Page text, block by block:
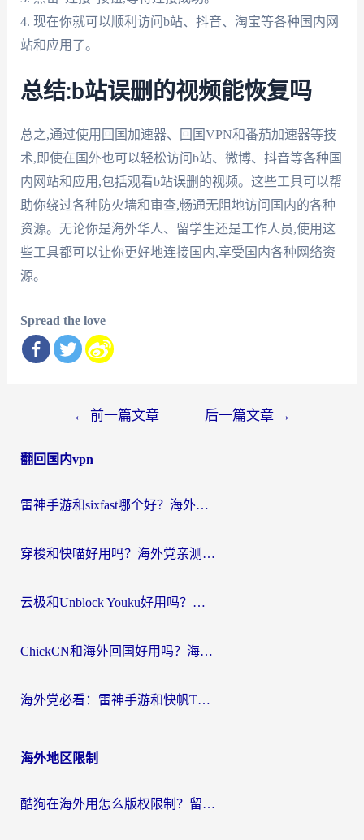
4. 现在你就可以顺利访问b站、抖音、淘宝等各种国内网
站和应用了。
总结:b站误删的视频能恢复吗
总之,通过使用回国加速器、回国VPN和番茄加速器等技
术,即使在国外也可以轻松访问b站、微博、抖音等各种国
内网站和应用,包括观看b站误删的视频。这些工具可以帮
助你绕过各种防火墙和审查,畅通无阻地访问国内的各种
资源。无论你是海外华人、留学生还是工作人员,使用这
些工具都可以让你更好地连接国内,享受国内各种网络资
源。
Spread the love
导
← 前一篇文章 后一篇文章 →
翻回国内vpn
雷神手游和sixfast哪个好？海外党亲测3款回国加速器，教你选对不踩坑
穿梭和快喵好用吗？海外党亲测：小众加速器对比+番茄加速器深度体验
云极和Unblock Youku好用吗？海外党亲测+2026回国加速器避坑指南
ChickCN和海外回国好用吗？海外党2026亲测：从手游到影音，选对加速器的3个关键
海外党必看：雷神手游和快帆TV版好用吗？3步选对回国加速器不踩坑
海外地区限制
酷狗在海外用怎么版权限制？留学生亲测：3步解决听国内音乐难题